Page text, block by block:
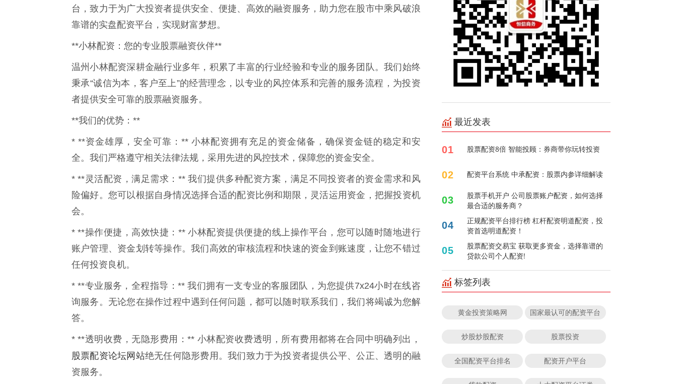
台，致力于为广大投资者提供安全、便捷、高效的融资服务，助力您在股市中乘风破浪
靠谱的实盘配资平台，实现财富梦想。
**小林配资：您的专业股票融资伙伴**
温州小林配资深耕金融行业多年，积累了丰富的行业经验和专业的服务团队。我们始终
秉承“诚信为本，客户至上”的经营理念，以专业的风控体系和完善的服务流程，为投资
者提供安全可靠的股票融资服务。
**我们的优势：**
* **资金雄厚，安全可靠：** 小林配资拥有充足的资金储备，确保资金链的稳定和安
全。我们严格遵守相关法律法规，采用先进的风控技术，保障您的资金安全。
* **灵活配资，满足需求：** 我们提供多种配资方案，满足不同投资者的资金需求和风
险偏好。您可以根据自身情况选择合适的配资比例和期限，灵活运用资金，把握投资机
会。
* **操作便捷，高效快捷：** 小林配资提供便捷的线上操作平台，您可以随时随地进行
账户管理、资金划转等操作。我们高效的审核流程和快速的资金到账速度，让您不错过
任何投资良机。
* **专业服务，全程指导：** 我们拥有一支专业的客服团队，为您提供7x24小时在线咨
询服务。无论您在操作过程中遇到任何问题，都可以随时联系我们，我们将竭诚为您解
答。
* **透明收费，无隐形费用：** 小林配资收费透明，所有费用都将在合同中明确列出，
股票配资论坛网站绝无任何隐形费用。我们致力于为投资者提供公平、公正、透明的融
资服务。
最近发表
01 股票配资8倍 智能投顾：券商带你玩转投资
02 配资平台系统 中承配资：股票内参详细解读
03
股票手机开户 公司股票账户配资，如何选择
最合适的服务商？
04
正规配资平台排行榜 杠杆配资明道配资，投
资首选明道配资！
05
股票配资交易宝 获取更多资金，选择靠谱的
贷款公司个人配资!
标签列表
黄金投资策略网 国家最认可的配资平台
炒股炒股配资 股票投资
全国配资平台排名 配资开户平台